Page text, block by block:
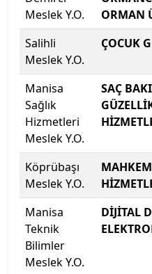
Muğla Sıtkı Koçman
Munzur Üniversitesi
Muş Alparslan
Necmettin Erbakan
Nevşehir Hacı
Niğde Ömer
Nuh Naci Yazgan
ODTÜ Kuzey Kıbrıs
Meslek Y.O.
ORMAN
Salihli
Meslek Y.O.
ÇOCUK
Manisa
Sağlık
Hizmetleri
Meslek Y.O.
SAÇ
Köprübaşı
Meslek Y.O.
Manisa
Teknik
Bilimler
Meslek Y.O.
DİJİTAL